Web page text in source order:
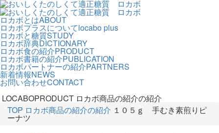
ロカボとはABOUT
ロカボプラスについてlocabo plus
ロカボと糖質STUDY
ロカボ辞典DICTIONARY
ロカボ食の紹介PRODUCT
ロカボ書籍の紹介PUBLICATION
ロカボパートナーの紹介PARTNERS
新着情報NEWS
お問い合わせCONTACT
LOCABOPRODUCT ロカボ商品の紹介の紹介
TOP ロカボ商品の紹介の紹介 １０５ｇ 手むき素煎りピ
ーナツ